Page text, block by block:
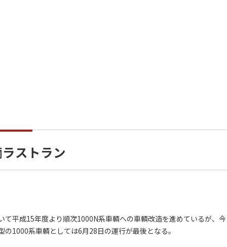
ストラン
平成15年度より順次1000N系車輌への車輌改造を進めているが、今
1000系車輌としては6月28日の運行が最後となる。